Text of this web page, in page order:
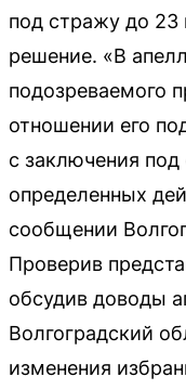
под стражу до 23
решение. «В
подозреваемого
отношении его
с заключения под
определенных
сообщении
Проверив
обсудив доводы
Волгоградский
изменения